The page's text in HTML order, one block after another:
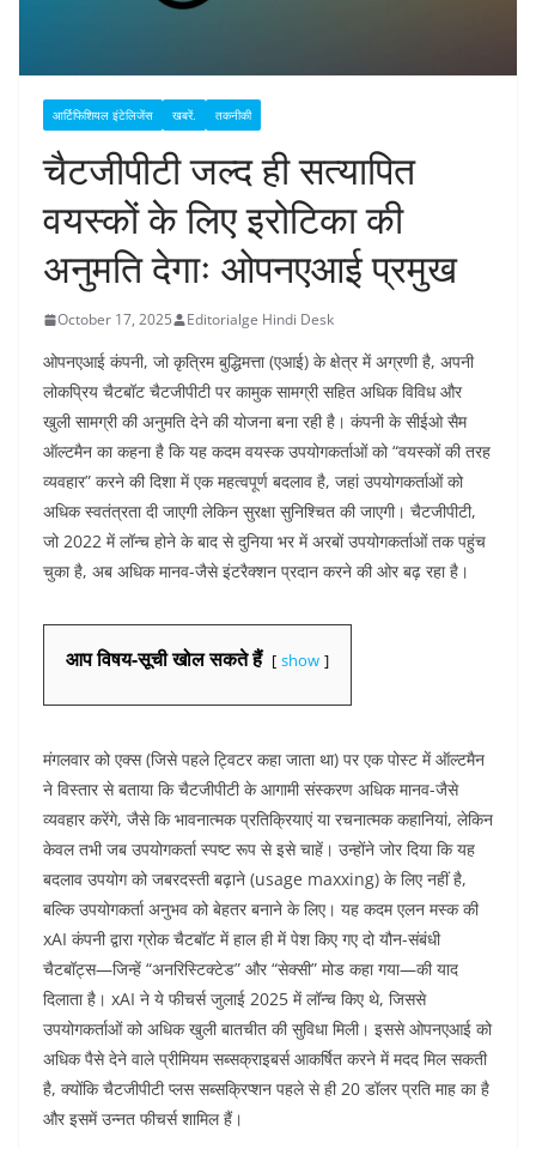
आर्टिफिशियल इंटेलिजेंस खबरें. तकनीकी
चैटजीपीटी जल्द ही सत्यापित
वयस्कों के लिए इरोटिका की
अनुमति देगाः ओपनएआई प्रमुख
October 17, 2025 Editorialge Hindi Desk
ओपनएआई कंपनी, जो कृत्रिम बुद्धिमत्ता (एआई) के क्षेत्र में अग्रणी है, अपनी
लोकप्रिय चैटबॉट चैटजीपीटी पर कामुक सामग्री सहित अधिक विविध और
खुली सामग्री की अनुमति देने की योजना बना रही है। कंपनी के सीईओ सैम
ऑल्टमैन का कहना है कि यह कदम वयस्क उपयोगकर्ताओं को “वयस्कों की तरह
व्यवहार” करने की दिशा में एक महत्वपूर्ण बदलाव है, जहां उपयोगकर्ताओं को
अधिक स्वतंत्रता दी जाएगी लेकिन सुरक्षा सुनिश्चित की जाएगी। चैटजीपीटी,
जो 2022 में लॉन्च होने के बाद से दुनिया भर में अरबों उपयोगकर्ताओं तक पहुंच
चुका है, अब अधिक मानव-जैसे इंटरैक्शन प्रदान करने की ओर बढ़ रहा है।
आप विषय-सूची खोल सकते हैं show
मंगलवार को एक्स (जिसे पहले ट्विटर कहा जाता था) पर एक पोस्ट में ऑल्टमैन
ने विस्तार से बताया कि चैटजीपीटी के आगामी संस्करण अधिक मानव-जैसे
व्यवहार करेंगे, जैसे कि भावनात्मक प्रतिक्रियाएं या रचनात्मक कहानियां, लेकिन
केवल तभी जब उपयोगकर्ता स्पष्ट रूप से इसे चाहें। उन्होंने जोर दिया कि यह
बदलाव उपयोग को जबरदस्ती बढ़ाने (usage maxxing) के लिए नहीं है,
बल्कि उपयोगकर्ता अनुभव को बेहतर बनाने के लिए। यह कदम एलन मस्क की
xAI कंपनी द्वारा ग्रोक चैटबॉट में हाल ही में पेश किए गए दो यौन-संबंधी
चैटबॉट्स—जिन्हें “अनरिस्टिक्टेड” और “सेक्सी” मोड कहा गया—की याद
दिलाता है। xAI ने ये फीचर्स जुलाई 2025 में लॉन्च किए थे, जिससे
उपयोगकर्ताओं को अधिक खुली बातचीत की सुविधा मिली। इससे ओपनएआई को
अधिक पैसे देने वाले प्रीमियम सब्सक्राइबर्स आकर्षित करने में मदद मिल सकती
है, क्योंकि चैटजीपीटी प्लस सब्सक्रिप्शन पहले से ही 20 डॉलर प्रति माह का है
और इसमें उन्नत फीचर्स शामिल हैं।